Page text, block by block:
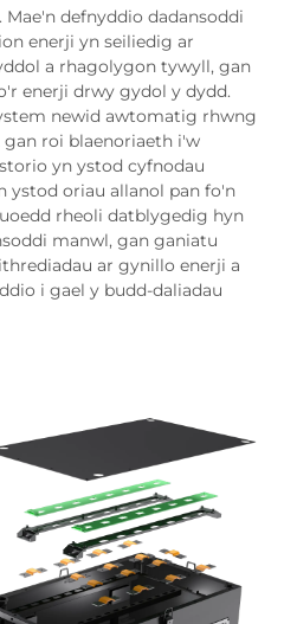
defnyddio dadansoddi
enerji yn seiliedig ar
a rhagolygon tywyll, gan
enerji drwy gydol y dydd.
newid awtomatig rhwng
roi blaenoriaeth i'w
yn ystod cyfnodau
ystod oriau allanol pan fo'n
rheoli datblygedig hyn
manwl, gan ganiatu
ar gynillo enerji a
i gael y budd-daliadau